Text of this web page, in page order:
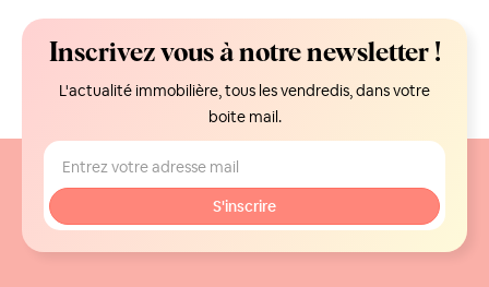
Inscrivez vous à notre newsletter !
L'actualité immobilière, tous les vendredis, dans votre
boite mail.